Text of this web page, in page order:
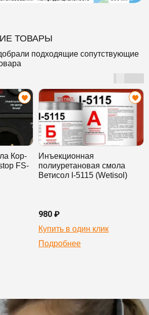
ТОВАРЫ
подходящие сопутствующие
Кор-
FS-
Инъекционная
полиуретановая смола
Ветисол I-5115 (Wetisol)
980 ₽
Купить в один клик
Подробнее